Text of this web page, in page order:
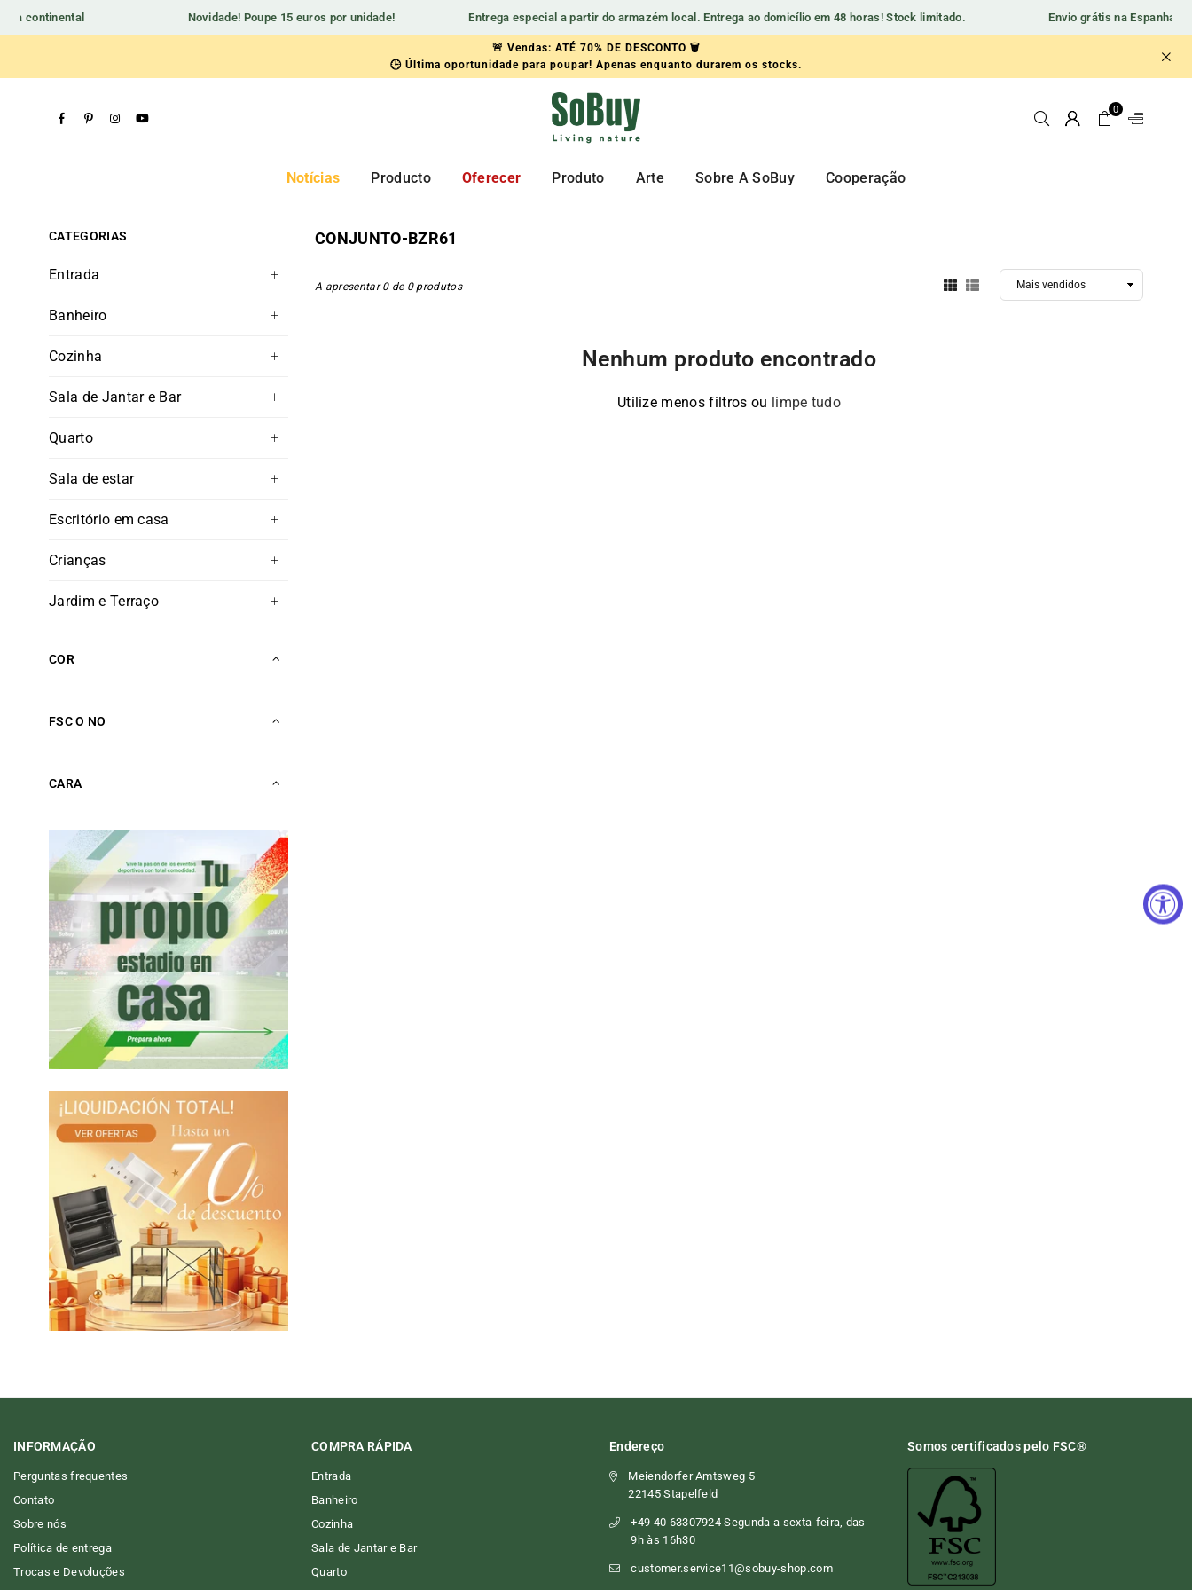
continental Novidade! Poupe 15 euros por unidade! Entrega especial a partir do armazém local. Entrega ao domicílio em 48 horas! Stock limitado. Envio grátis na Espanha
🚨 Vendas: ATÉ 70% DE DESCONTO 🗑️
🕒 Última oportunidade para poupar! Apenas enquanto durarem os stocks.
🏡Renueva tu hogar con estilo
🆕Aprovecha 15€ de descuentoen nuestra nueva colección.
FacebookPinterestInstagram
YouTube 0
Notícias Producto Oferecer Produto Arte Sobre A SoBuy Cooperação
CATEGORIAS
Entrada
Banheiro
Cozinha
Sala de Jantar e Bar
Quarto
Sala de estar
Escritório em casa
Crianças
Jardim e Terraço
COR
FSC O NO
CARA
CONJUNTO-BZR61
A apresentar 0 de 0 produtos
Nenhum produto encontrado
Utilize menos filtros ou limpe tudo
INFORMAÇÃO
Perguntas frequentes
Contato
Sobre nós
Política de entrega
Trocas e Devoluções
COMPRA RÁPIDA
Entrada
Banheiro
Cozinha
Sala de Jantar e Bar
Quarto
Endereço
Meiendorfer Amtsweg 5
22145 Stapelfeld
+49 40 63307924 Segunda a sexta-feira, das
9h às 16h30
customer.service11@sobuy-shop.com
Somos certificados pelo FSC®